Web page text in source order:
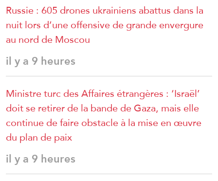
Russie : 605 drones ukrainiens abattus dans la
nuit lors d’une offensive de grande envergure
au nord de Moscou
il y a 9 heures
Ministre turc des Affaires étrangères : ‘Israël’
doit se retirer de la bande de Gaza, mais elle
continue de faire obstacle à la mise en œuvre
du plan de paix
il y a 9 heures